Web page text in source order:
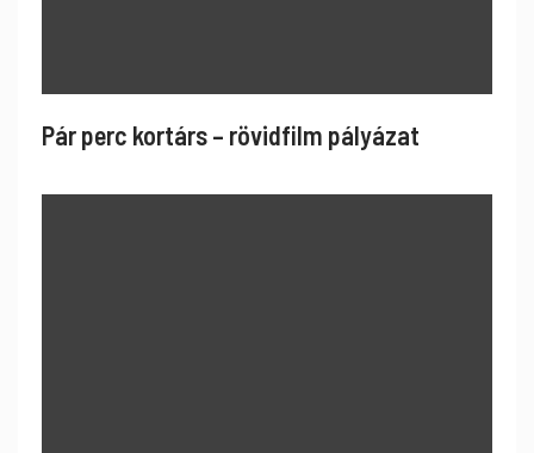
Pár perc kortárs – rövidfilm pályázat